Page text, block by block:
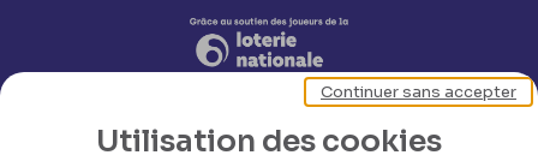
Utilisation des cookies
Continuer sans accepter